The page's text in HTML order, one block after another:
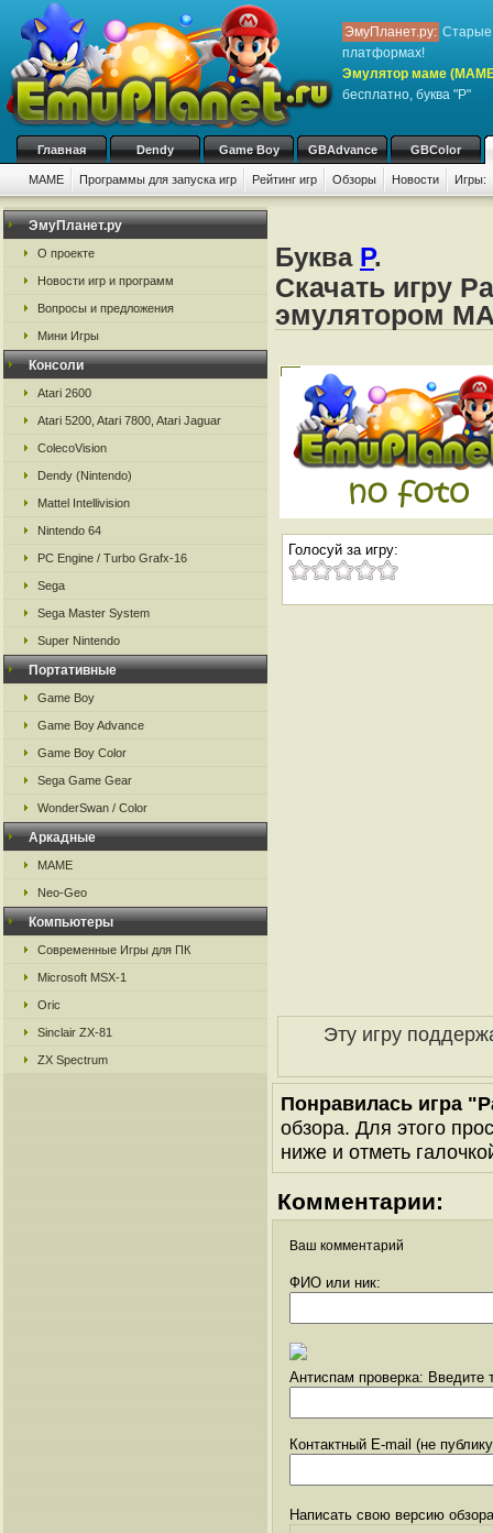
ЭмуПланет.ру: Старые
платформах!
Эмулятор маме
бесплатно, буква "P"
Главная Dendy Game Boy GBAdvance GBColor
MAME Программы для запуска игр Рейтинг игр Обзоры Новости Игры:
ЭмуПланет.ру
О проекте
Новости игр и программ
Вопросы и предложения
Мини Игры
Консоли
Atari 2600
Atari 5200, Atari 7800, Atari Jaguar
ColecoVision
Dendy (Nintendo)
Mattel Intellivision
Nintendo 64
PC Engine / Turbo Grafx-16
Sega
Sega Master System
Super Nintendo
Портативные
Game Boy
Game Boy Advance
Game Boy Color
Sega Game Gear
WonderSwan / Color
Аркадные
MAME
Neo-Geo
Компьютеры
Современные Игры для ПК
Microsoft MSX-1
Oric
Sinclair ZX-81
ZX Spectrum
Буква P.
Скачать игру
эмулятором
Голосуй за игру:
Эту игру
Понравилась игра
обзора. Для этого
ниже и отметь
Комментарии:
Ваш комментарий
ФИО или ник:
Антиспам проверка: Введите
Контактный E-mail (не
Написать свою версию